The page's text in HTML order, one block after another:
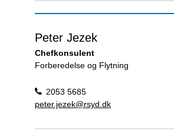
Peter Jezek
Chefkonsulent
Forberedelse og Flytning
2053 5685
peter.jezek@rsyd.dk